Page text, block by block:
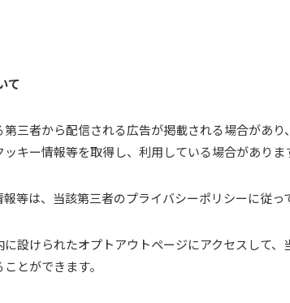
て
三者から配信される広告が掲載される場合があり
キー情報等を取得し、利用している場合がありま
等は、当該第三者のプライバシーポリシーに従っ
設けられたオプトアウトページにアクセスして、
とができます。